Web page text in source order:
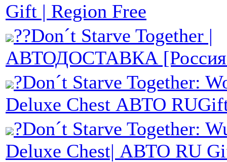
Gift | Region Free
??Don´t Starve Together |
АВТОДОСТАВКА
?Don´t Starve Together:
Deluxe Chest АВТО
?Don´t Starve Together:
Deluxe Chest| АВТО RU